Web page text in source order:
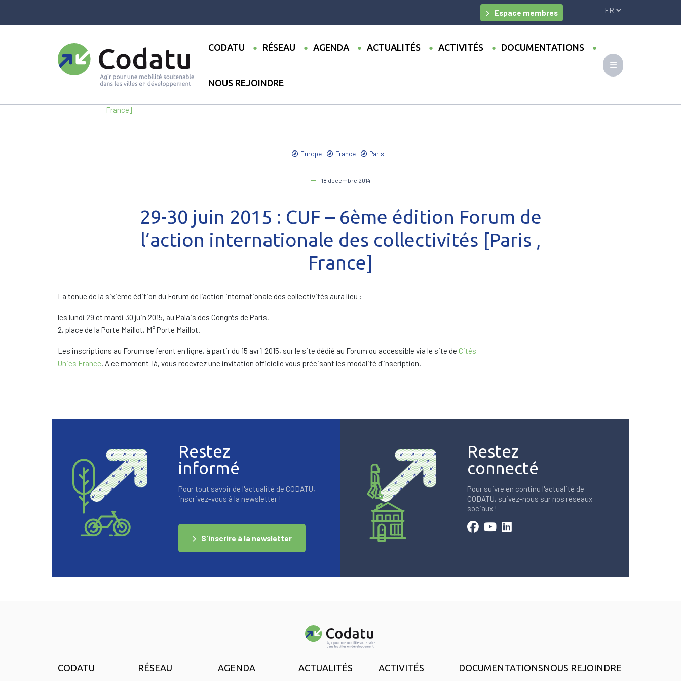
Espace membres
CODATU RÉSEAU AGENDA ACTUALITÉS ACTIVITÉS DOCUMENTATIONS
NOUS REJOINDRE
France]
Europe France Paris
18 décembre 2014
29-30 juin 2015 : CUF – 6ème édition Forum de
l’action internationale des collectivités [Paris ,
France]
La tenue de la sixième édition du Forum de l’action internationale des collectivités aura lieu :
les lundi 29 et mardi 30 juin 2015, au Palais des Congrès de Paris,
2, place de la Porte Maillot, M° Porte Maillot.
Les inscriptions au Forum se feront en ligne, à partir du 15 avril 2015, sur le site dédié au Forum ou accessible via le site de Cités
Unies France. A ce moment-là, vous recevrez une invitation officielle vous précisant les modalité d’inscription.
Restez
informé
Pour tout savoir de l'actualité de CODATU,
inscrivez-vous à la newsletter !
S'inscrire à la newsletter
Restez
connecté
Pour suivre en continu l'actualité de
CODATU, suivez-nous sur nos réseaux
sociaux !
CODATU RÉSEAU AGENDA ACTUALITÉS ACTIVITÉS DOCUMENTATIONSNOUS REJOINDRE